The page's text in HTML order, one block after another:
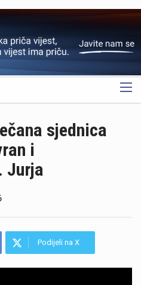
sjednica
i
Jurja
Podijeli na X